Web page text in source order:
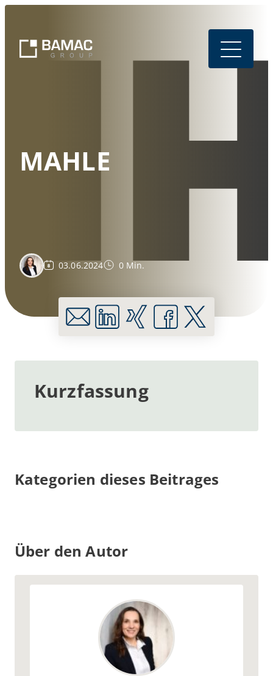
MAHLE
03.06.2024 0 Min.
Kurzfassung
Kategorien dieses Beitrages
Über den Autor